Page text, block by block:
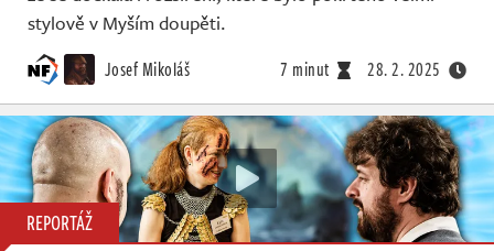
stylově v Myším doupěti.
Josef Mikoláš 7 minut 28. 2. 2025
REPORTÁŽ